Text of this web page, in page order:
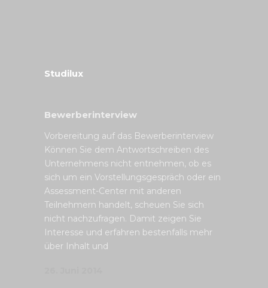
Studilux
Bewerberinterview
Vorbereitung auf das Bewerberinterview
Können Sie dem Antwortschreiben des
Unternehmens nicht entnehmen, ob es
sich um ein Vorstellungsgespräch oder ein
Assessment-Center mit anderen
Teilnehmern handelt, scheuen Sie sich
nicht nachzufragen. Damit zeigen Sie
Interesse und erfahren bestenfalls mehr
über Inhalt und